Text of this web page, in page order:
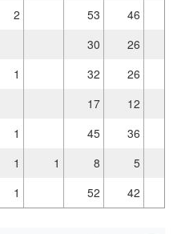
2 53 46
30 26
1 32 26
17 12
1 45 36
1 1 8 5
1 52 42